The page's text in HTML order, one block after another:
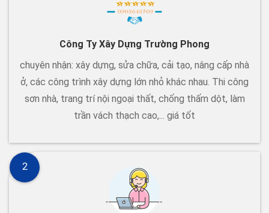
Công Ty Xây Dựng Trường Phong
chuyên nhận: xây dựng, sửa chữa, cải tạo, nâng cấp nhà
ở, các công trình xây dựng lớn nhỏ khác nhau. Thi công
sơn nhà, trang trí nội ngoại thất, chống thấm dột, làm
trần vách thạch cao,... giá tốt
2